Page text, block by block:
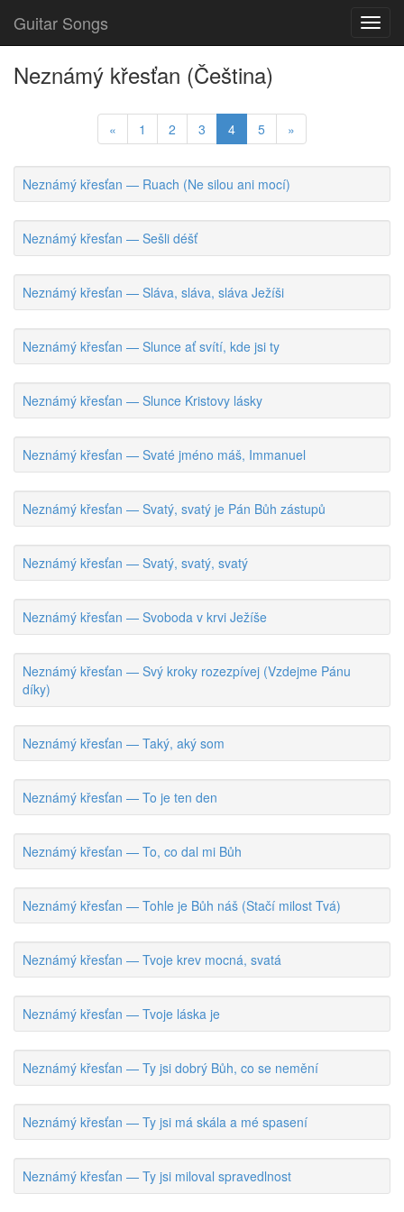
Guitar Songs
Neznámý křesťan (Čeština)
« 1 2 3 4 5 »
Neznámý křesťan — Ruach (Ne silou ani mocí)
Neznámý křesťan — Sešli déšť
Neznámý křesťan — Sláva, sláva, sláva Ježíši
Neznámý křesťan — Slunce ať svítí, kde jsi ty
Neznámý křesťan — Slunce Kristovy lásky
Neznámý křesťan — Svaté jméno máš, Immanuel
Neznámý křesťan — Svatý, svatý je Pán Bůh zástupů
Neznámý křesťan — Svatý, svatý, svatý
Neznámý křesťan — Svoboda v krvi Ježíše
Neznámý křesťan — Svý kroky rozezpívej (Vzdejme Pánu
díky)
Neznámý křesťan — Taký, aký som
Neznámý křesťan — To je ten den
Neznámý křesťan — To, co dal mi Bůh
Neznámý křesťan — Tohle je Bůh náš (Stačí milost Tvá)
Neznámý křesťan — Tvoje krev mocná, svatá
Neznámý křesťan — Tvoje láska je
Neznámý křesťan — Ty jsi dobrý Bůh, co se nemění
Neznámý křesťan — Ty jsi má skála a mé spasení
Neznámý křesťan — Ty jsi miloval spravedlnost